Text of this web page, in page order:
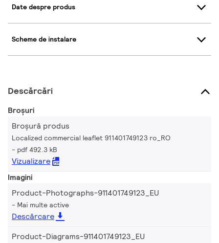
Date despre produs
Scheme de instalare
Descărcări
Broșuri
Broșură produs
Localized commercial leaflet 911401749123 ro_RO
pdf 492.3 kB
Vizualizare
Imagini
Product-Photographs-911401749123_EU
Mai multe active
Descărcare
Product-Diagrams-911401749123_EU